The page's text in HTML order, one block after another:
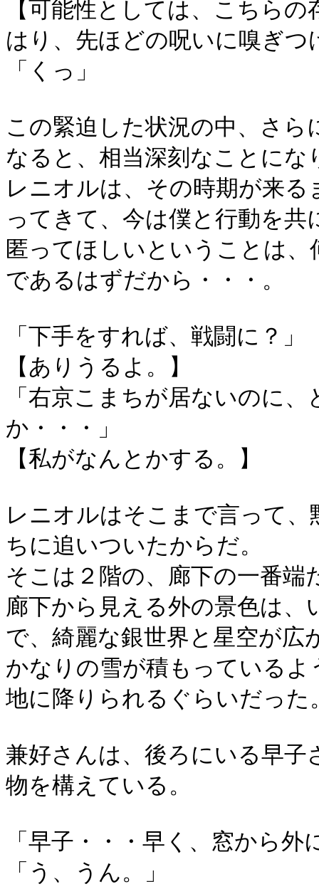
【可能性としては、こちら
はり、先ほどの呪いに嗅ぎつ
「くっ」
この緊迫した状況の中、さ
なると、相当深刻なことにな
レニオルは、その時期が来
ってきて、今は僕と行動を共
匿ってほしいということは
であるはずだから・・・。
「下手をすれば、戦闘に？」
【ありうるよ。】
「右京こまちが居ないのに
か・・・」
【私がなんとかする。】
レニオルはそこまで言って
ちに追いついたからだ。
そこは２階の、廊下の一番端
廊下から見える外の景色は
で、綺麗な銀世界と星空が広
かなりの雪が積もっている
地に降りられるぐらいだった
兼好さんは、後ろにいる早
物を構えている。
「早子・・・早く、窓から外
「う、うん。」